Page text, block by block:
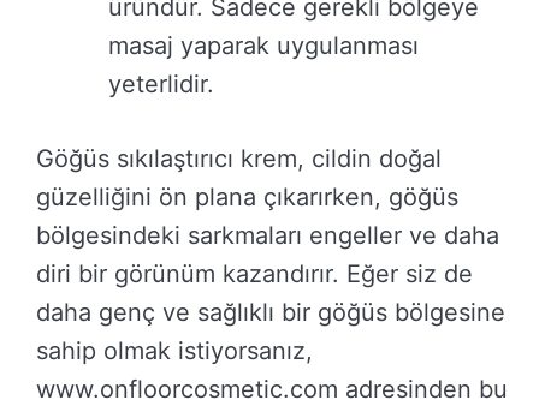
üründür. Sadece gerekli bölgeye
masaj yaparak uygulanması
yeterlidir.
Göğüs sıkılaştırıcı krem, cildin doğal
güzelliğini ön plana çıkarırken, göğüs
bölgesindeki sarkmaları engeller ve daha
diri bir görünüm kazandırır. Eğer siz de
daha genç ve sağlıklı bir göğüs bölgesine
sahip olmak istiyorsanız,
www.onfloorcosmetic.com adresinden bu